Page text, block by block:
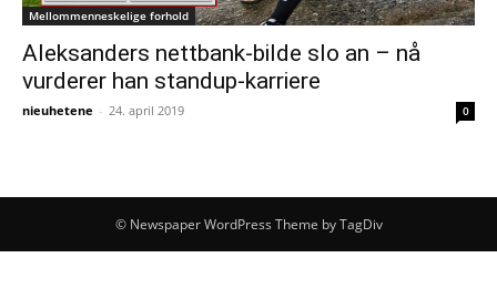
Mellommenneskelige forhold
Aleksanders nettbank-bilde slo an – nå
vurderer han standup-karriere
nieuhetene - 24. april 2019 0
© Newspaper WordPress Theme by TagDiv